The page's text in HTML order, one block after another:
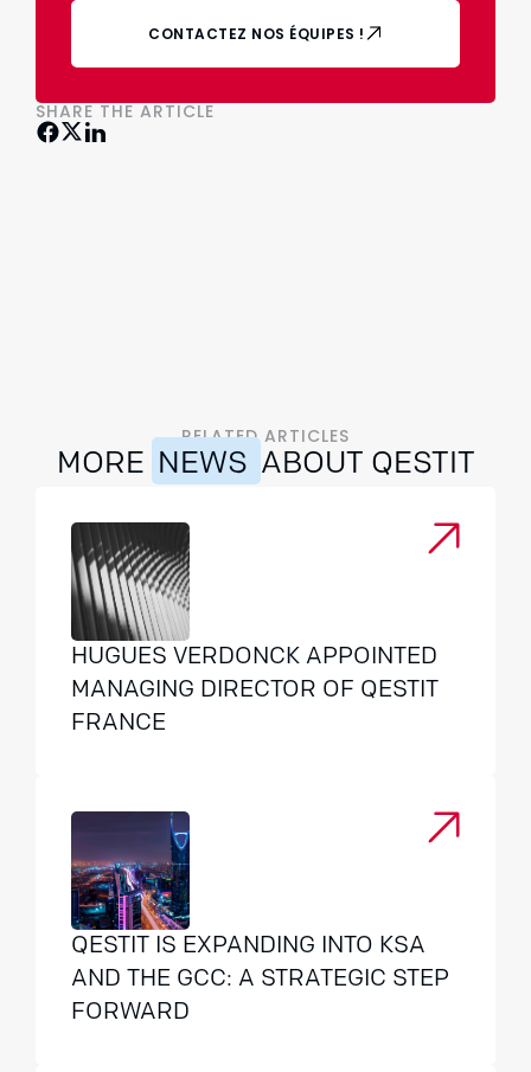
CONTACTEZ NOS ÉQUIPES !
SHARE THE ARTICLE
RELATED ARTICLES
MORE NEWS ABOUT QESTIT
HUGUES VERDONCK APPOINTED
MANAGING DIRECTOR OF QESTIT
FRANCE
QESTIT IS EXPANDING INTO KSA
AND THE GCC: A STRATEGIC STEP
FORWARD